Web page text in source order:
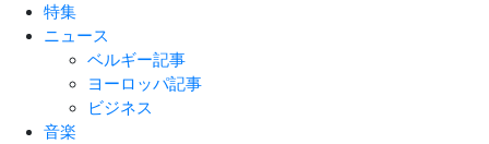
特集
ニュース
ベルギー記事
ヨーロッパ記事
ビジネス
音楽